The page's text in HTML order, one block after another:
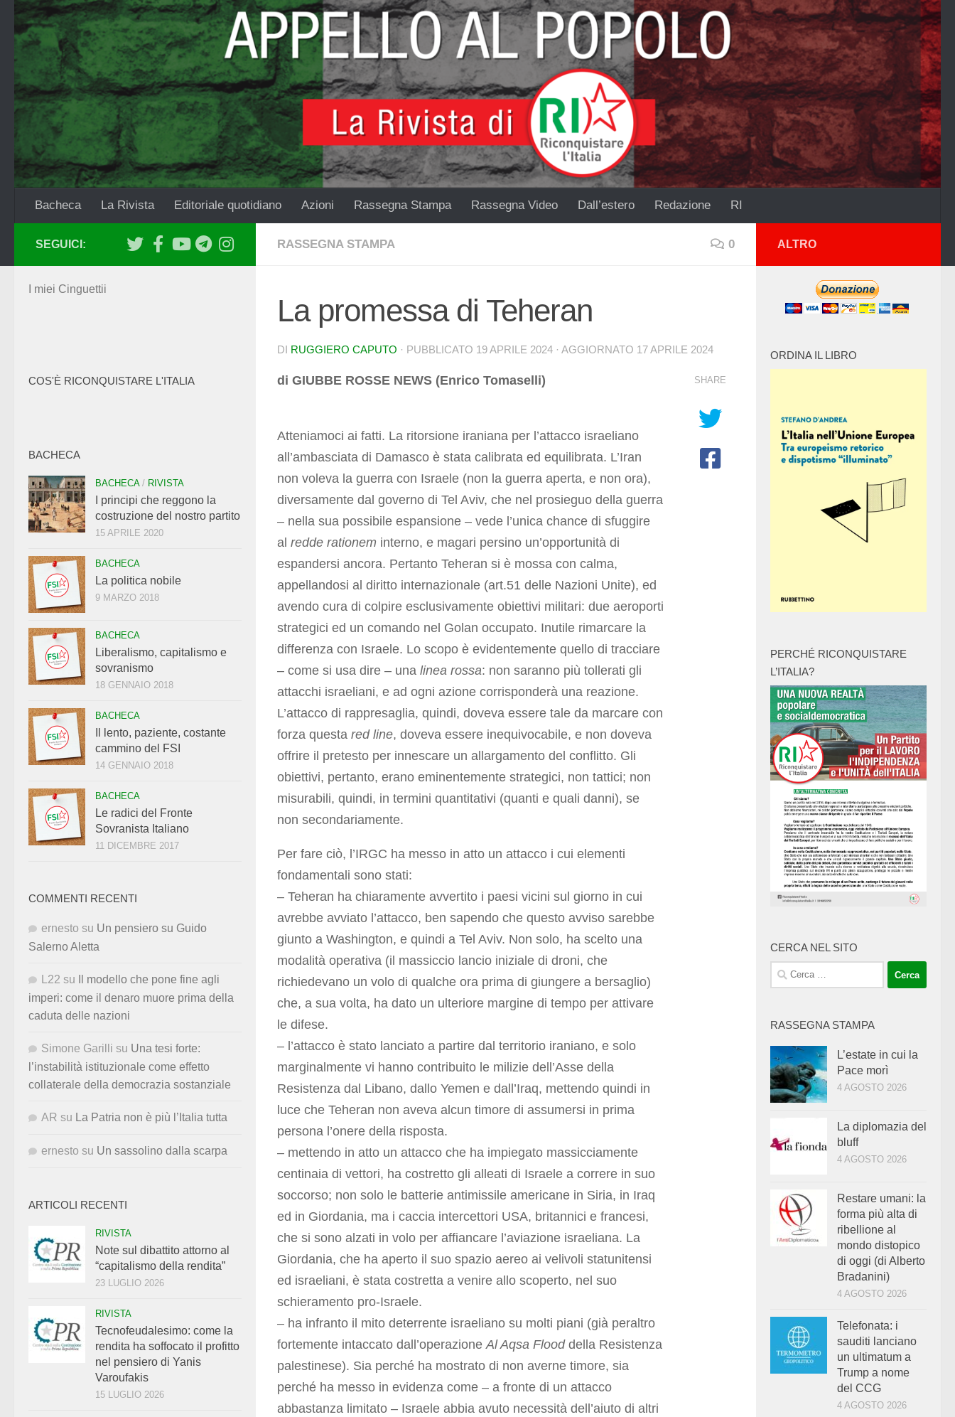
Salta al contenuto
Bacheca La Rivista Editoriale quotidiano Azioni Rassegna Stampa Rassegna Video Dall’estero Redazione RI
RASSEGNA STAMPA 0
La promessa di Teheran
DI RUGGIERO CAPUTO · PUBBLICATO 19 APRILE 2024 · AGGIORNATO 17 APRILE 2024
di GIUBBE ROSSE NEWS (Enrico Tomaselli)
Atteniamoci ai fatti. La ritorsione iraniana per l’attacco israeliano
all’ambasciata di Damasco è stata calibrata ed equilibrata. L’Iran
non voleva la guerra con Israele (non la guerra aperta, e non ora),
diversamente dal governo di Tel Aviv, che nel prosieguo della guerra
– nella sua possibile espansione – vede l’unica chance di sfuggire
al redde rationem interno, e magari persino un’opportunità di
espandersi ancora. Pertanto Teheran si è mossa con calma,
appellandosi al diritto internazionale (art.51 delle Nazioni Unite), ed
avendo cura di colpire esclusivamente obiettivi militari: due aeroporti
strategici ed un comando nel Golan occupato. Inutile rimarcare la
differenza con Israele. Lo scopo è evidentemente quello di tracciare
– come si usa dire – una linea rossa: non saranno più tollerati gli
attacchi israeliani, e ad ogni azione corrisponderà una reazione.
L’attacco di rappresaglia, quindi, doveva essere tale da marcare con
forza questa red line, doveva essere inequivocabile, e non doveva
offrire il pretesto per innescare un allargamento del conflitto. Gli
obiettivi, pertanto, erano eminentemente strategici, non tattici; non
misurabili, quindi, in termini quantitativi (quanti e quali danni), se
non secondariamente.
Per fare ciò, l’IRGC ha messo in atto un attacco i cui elementi
fondamentali sono stati:
– Teheran ha chiaramente avvertito i paesi vicini sul giorno in cui
avrebbe avviato l’attacco, ben sapendo che questo avviso sarebbe
giunto a Washington, e quindi a Tel Aviv. Non solo, ha scelto una
modalità operativa (il massiccio lancio iniziale di droni, che
richiedevano un volo di qualche ora prima di giungere a bersaglio)
che, a sua volta, ha dato un ulteriore margine di tempo per attivare
le difese.
– l’attacco è stato lanciato a partire dal territorio iraniano, e solo
marginalmente vi hanno contribuito le milizie dell’Asse della
Resistenza dal Libano, dallo Yemen e dall’Iraq, mettendo quindi in
luce che Teheran non aveva alcun timore di assumersi in prima
persona l’onere della risposta.
– mettendo in atto un attacco che ha impiegato massicciamente
centinaia di vettori, ha costretto gli alleati di Israele a correre in suo
soccorso; non solo le batterie antimissile americane in Siria, in Iraq
ed in Giordania, ma i caccia intercettori USA, britannici e francesi,
che si sono alzati in volo per affiancare l’aviazione israeliana. La
Giordania, che ha aperto il suo spazio aereo ai velivoli statunitensi
ed israeliani, è stata costretta a venire allo scoperto, nel suo
schieramento pro-Israele.
– ha infranto il mito deterrente israeliano su molti piani (già peraltro
fortemente intaccato dall’operazioneAl Aqsa Flooddella Resistenza
palestinese). Sia perché ha mostrato di non averne timore, sia
perché ha messo in evidenza come – a fronte di un attacco
abbastanza limitato – Israele abbia avuto necessità dell’aiuto di altri
SHARE
SEGUICI:
I miei Cinguettii
COS'È RICONQUISTARE L'ITALIA
BACHECA
BACHECA/ RIVISTA
I principi che reggono la
costruzione del nostro partito
15 APRILE 2020
BACHECA
La politica nobile
9 MARZO 2018
BACHECA
Liberalismo, capitalismo e
sovranismo
18 GENNAIO 2018
BACHECA
Il lento, paziente, costante
cammino del FSI
14 GENNAIO 2018
BACHECA
Le radici del Fronte
Sovranista Italiano
11 DICEMBRE 2017
COMMENTI RECENTI
ernesto su Un pensiero su Guido
Salerno Aletta
L22 su
Il modello che pone fine agli
imperi: come il denaro muore prima della
caduta delle nazioni
Simone Garilli su Una tesi forte:
l’instabilità istituzionale come effetto
collaterale della democrazia sostanziale
AR su La Patria non è più l’Italia tutta
ernesto su Un sassolino dalla scarpa
ARTICOLI RECENTI
RIVISTA
Note sul dibattito attorno al
“capitalismo della rendita”
23 LUGLIO 2026
RIVISTA
Tecnofeudalesimo: come la
rendita ha soffocato il profitto
nel pensiero di Yanis
Varoufakis
15 LUGLIO 2026
ALTRO
ORDINA IL LIBRO
PERCHÉ RICONQUISTARE
L’ITALIA?
CERCA NEL SITO
Ricerca
per:
RASSEGNA STAMPA
L’estate in cui la
Pace morì
4 AGOSTO 2026
La diplomazia del
bluff
4 AGOSTO 2026
Restare umani: la
forma più alta di
ribellione al
mondo distopico
di oggi (di Alberto
Bradanini)
4 AGOSTO 2026
Telefonata: i
sauditi lanciano
un ultimatum a
Trump a nome
del CCG
4 AGOSTO 2026